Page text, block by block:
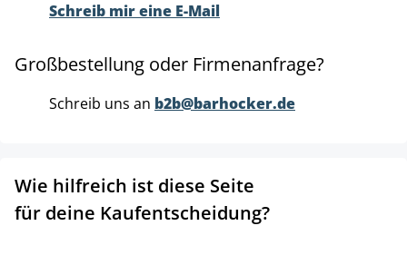
Schreib mir eine E-Mail
Großbestellung oder Firmenanfrage?
Schreib uns an b2b@barhocker.de
Wie hilfreich ist diese Seite
für deine Kaufentscheidung?